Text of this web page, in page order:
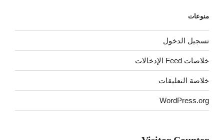
منوعات
تسجيل الدخول
خلاصات Feed الإدخالات
خلاصة التعليقات
WordPress.org